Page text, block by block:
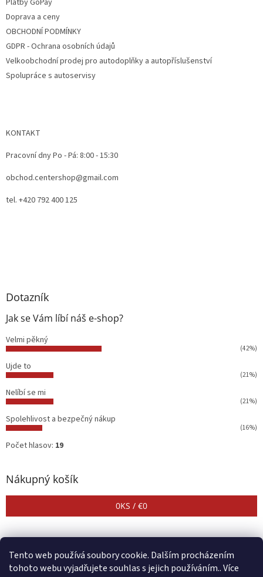
Tento web používá soubory cookie. Dalším procházením
tohoto webu vyjadřujete souhlas s jejich používáním.. Více
ý
p
Doprava a ceny
OBCHODNÍ PODMÍNKY
GDPR - Ochrana osobních údajů
Velkoobchodní prodej pro autodoplňky a autopříslušenství
Spolupráce s autoservisy
KONTAKT
Pracovní dny Po - Pá: 8:00 - 15:30
obchod.centershop@gmail.com
tel. +420 792 400 125
Dotazník
Jak se Vám líbí náš e-shop?
Velmi pěkný
(42%)
Ujde to
(21%)
Nelíbí se mi
(21%)
Spolehlivost a bezpečný nákup
(16%)
Počet hlasov: 19
Nákupný košík
0KS / €0